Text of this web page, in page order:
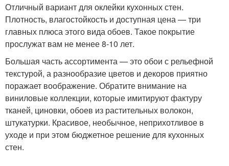
Отличный вариант для оклейки кухонных стен.
Плотность, влагостойкость и доступная цена — три
главных плюса этого вида обоев. Такое покрытие
прослужат вам не менее 8-10 лет.
Большая часть ассортимента — это обои с рельефной
текстурой, а разнообразие цветов и декоров приятно
поражает воображение. Обратите внимание на
виниловые коллекции, которые имитируют фактуру
тканей, циновки, обоев из растительных волокон,
штукатурки. Красивое, необычное, неприхотливое в
уходе и при этом бюджетное решение для кухонных
стен.